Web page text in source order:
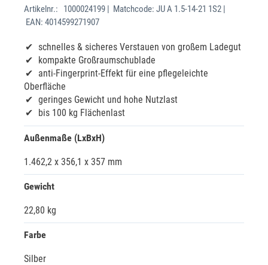
Artikelnr.:
1000024199 | Matchcode: JU A 1.5-14-21 1S2 |
EAN: 4014599271907
schnelles & sicheres Verstauen von großem Ladegut
kompakte Großraumschublade
anti-Fingerprint-Effekt für eine pflegeleichte
Oberfläche
geringes Gewicht und hohe Nutzlast
bis 100 kg Flächenlast
Außenmaße (LxBxH)
1.462,2 x 356,1 x 357 mm
Gewicht
22,80 kg
Farbe
Silber